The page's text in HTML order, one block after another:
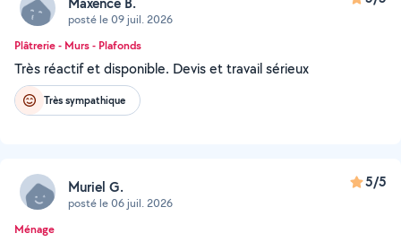
posté le 09 juil. 2026
Plâtrerie - Murs - Plafonds
Très réactif et disponible. Devis et travail sérieux
Très sympathique
Muriel G.
posté le 06 juil. 2026
5/5
Ménage